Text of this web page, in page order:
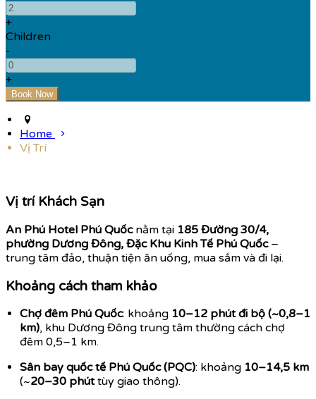
+
Children
-
+
Home
Vị Trí
Vị trí Khách Sạn
An Phú Hotel Phú Quốcnằm tại 185 Đường 30/4,
phường Dương Đông, Đặc Khu Kinh Tế Phú Quốc–
trung tâm đảo, thuận tiện ăn uống, mua sắm và đi lại.
Khoảng cách tham khảo
Chợ đêm Phú Quốc: khoảng 10–12 phút đi bộ (~0,8–1
km), khu Dương Đông trung tâm thường cách chợ
đêm 0,5–1 km.
Sân bay quốc tế Phú Quốc (PQC): khoảng 10–14,5 km
(~20–30 phúttùy giao thông).